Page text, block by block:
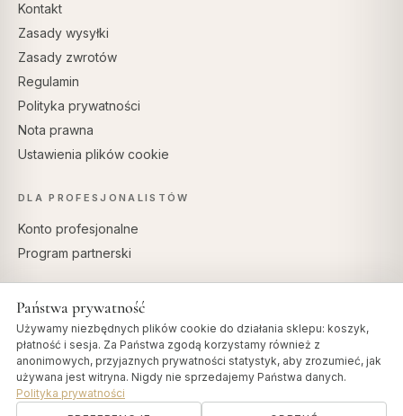
Kontakt
Zasady wysyłki
Zasady zwrotów
Regulamin
Polityka prywatności
Nota prawna
Ustawienia plików cookie
DLA PROFESJONALISTÓW
Konto profesjonalne
Program partnerski
BEZPIECZNE PŁATNOŚCI
Państwa prywatność
Używamy niezbędnych plików cookie do działania sklepu: koszyk,
płatność i sesja. Za Państwa zgodą korzystamy również z
anonimowych, przyjaznych prywatności statystyk, aby zrozumieć, jak
używana jest witryna. Nigdy nie sprzedajemy Państwa danych.
Polityka prywatności